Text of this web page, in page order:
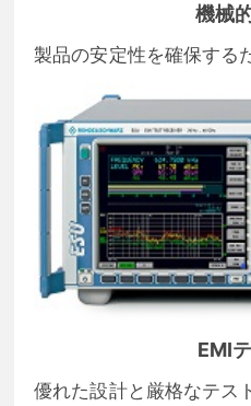
機械
製品の安定性を確保する
EMI
優れた設計と厳格なテス